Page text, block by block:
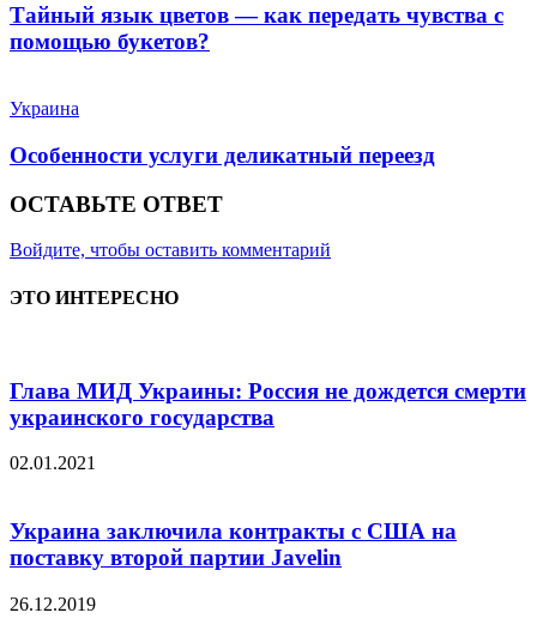
Тайный язык цветов — как передать чувства с
помощью букетов?
Украина
Особенности услуги деликатный переезд
ОСТАВЬТЕ ОТВЕТ
Войдите, чтобы оставить комментарий
ЭТО ИНТЕРЕСНО
Глава МИД Украины: Россия не дождется смерти
украинского государства
02.01.2021
Украина заключила контракты с США на
поставку второй партии Javelin
26.12.2019